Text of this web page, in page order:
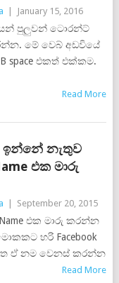
January 15, 2016
පුලුවන් ටොරන්ට්
මේ වෙබ් අඩවියේ
space එකත් එක්කම.
Read More
ඉන්නේ නැතුව
එක මාරු
September 20, 2015
Name එක මාරු කරන්න
හරි Facebook
ඒ නම වෙනස් කරන්න
Read More